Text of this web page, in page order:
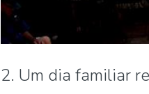
2. Um dia familiar